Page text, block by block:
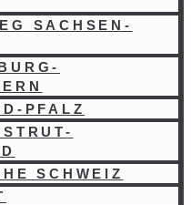
SACHSEN-
PFALZ
SCHWEIZ